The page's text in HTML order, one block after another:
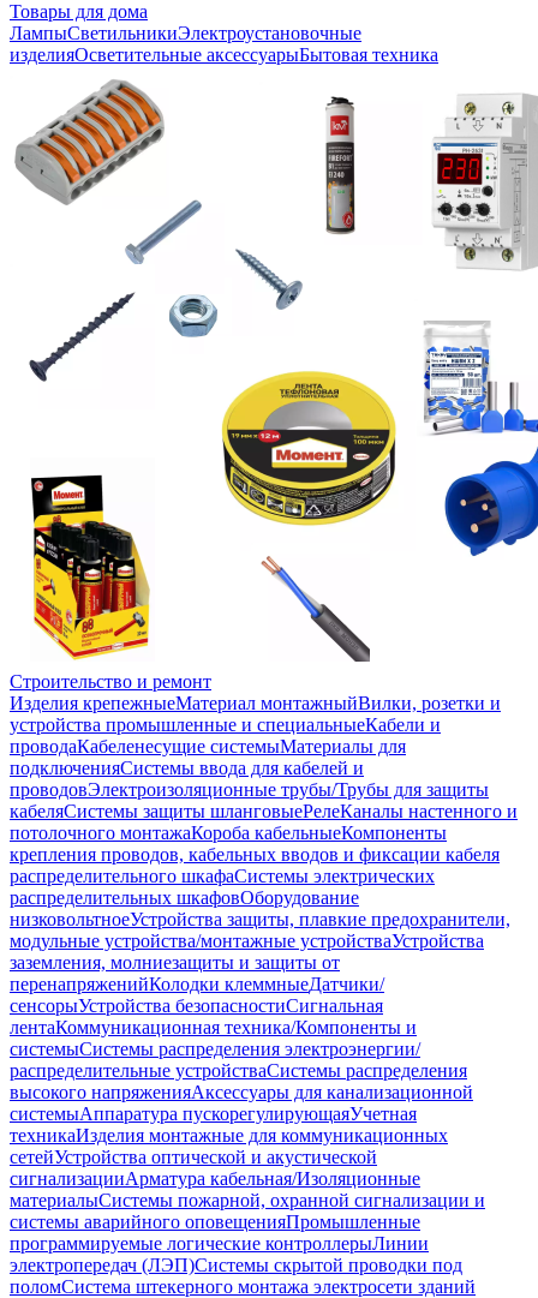
Товары для дома
ЛампыСветильникиЭлектроустановочные
изделияОсветительные аксессуарыБытовая техника
Строительство и ремонт
Изделия крепежныеМатериал монтажныйВилки, розетки и
устройства промышленные и специальныеКабели и
проводаКабеленесущие системыМатериалы для
подключенияСистемы ввода для кабелей и
проводовЭлектроизоляционные трубы/Трубы для защиты
кабеляСистемы защиты шланговыеРелеКаналы настенного и
потолочного монтажаКороба кабельныеКомпоненты
крепления проводов, кабельных вводов и фиксации кабеля
распределительного шкафаСистемы электрических
распределительных шкафовОборудование
низковольтноеУстройства защиты, плавкие предохранители,
модульные устройства/монтажные устройстваУстройства
заземления, молниезащиты и защиты от
перенапряженийКолодки клеммныеДатчики/
сенсорыУстройства безопасностиСигнальная
лентаКоммуникационная техника/Компоненты и
системыСистемы распределения электроэнергии/
распределительные устройстваСистемы распределения
высокого напряженияАксессуары для канализационной
системыАппаратура пускорегулирующаяУчетная
техникаИзделия монтажные для коммуникационных
сетейУстройства оптической и акустической
сигнализацииАрматура кабельная/Изоляционные
материалыСистемы пожарной, охранной сигнализации и
системы аварийного оповещенияПромышленные
программируемые логические контроллерыЛинии
электропередач (ЛЭП)Системы скрытой проводки под
поломСистема штекерного монтажа электросети зданий